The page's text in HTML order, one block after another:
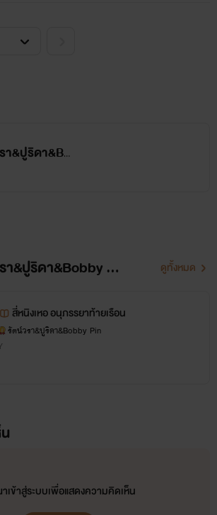
รัตน์วรา&ปูริดา&Bobby Pin
นิยายของ รัตน์วรา&ปูริดา&Bobby Pin ดูทั้งหมด
สี่หนิงเหอ อนุภรรยาท้ายเรือน
รัตน์วรา&ปูริดา&Bobby Pin
เข้าสู่ระบบเพื่อแสดงความคิดเห็น